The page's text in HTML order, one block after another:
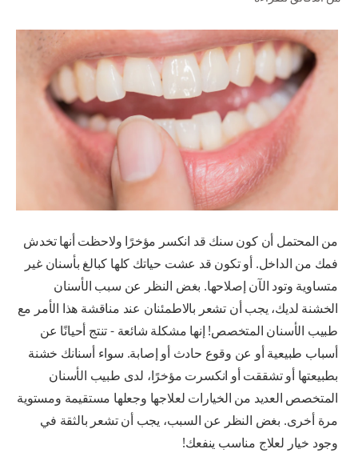
للمحترفين
الولايات المتحدة (الإنجليزية)
من المحتمل أن كون سنك قد انكسر مؤخرًا ولاحظت أنها تخدش
فمك من الداخل. أو تكون قد عشت حياتك كلها كبالغ بأسنان غير
متساوية وتود الآن إصلاحها. بغض النظر عن سبب الأسنان
الخشنة لديك، يجب أن تشعر بالاطمئنان عند مناقشة هذا الأمر مع
طبيب الأسنان المتخصص! إنها مشكلة شائعة - تنتج أحيانًا عن
أسباب طبيعية أو عن وقوع حادث أو إصابة. سواء أسنانك خشنة
بطبيعتها أو تشققت أو انكسرت مؤخرًا، لدى طبيب الأسنان
المتخصص العديد من الخيارات لعلاجها وجعلها مستقيمة ومستوية
مرة أخرى. بغض النظر عن السبب، يجب أن تشعر بالثقة في
وجود خيار لعلاج مناسب ينفعك!